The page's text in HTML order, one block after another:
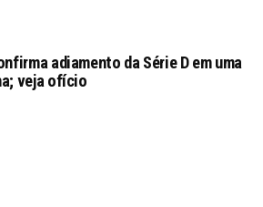
adiamento da Série D em uma
veja ofício